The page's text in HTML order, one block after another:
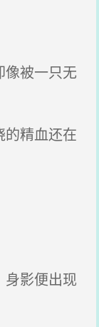
被一只无
精血还在
影便出现